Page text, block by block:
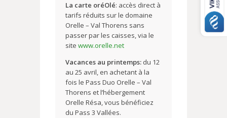
La carte oréOlé: accès direct à
tarifs réduits sur le domaine
Orelle – Val Thorens sans
passer par les caisses, via le
site www.orelle.net
Vacances au printemps: du 12
au 25 avril, en achetant à la
fois le Pass Duo Orelle – Val
Thorens et l’hébergement
Orelle Résa, vous bénéficiez
du Pass 3 Vallées.